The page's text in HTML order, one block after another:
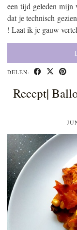
een tijd geleden mijn
dat je technisch
! Laat ik je gauw
DELEN:
Recept|